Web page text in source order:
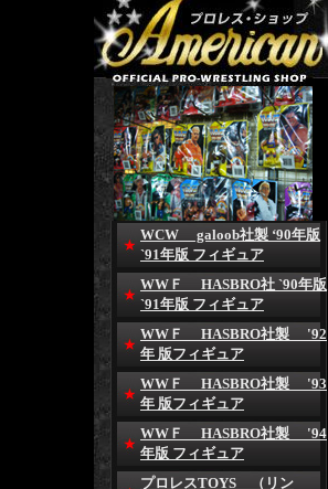
WCW galoob社製 ‘90年版
`91年版 フィギュア
WWＦ HASBRO社 `90年版
`91年版 フィギュア
WWＦ HASBRO社製 '92
年 版フィギュア
WWＦ HASBRO社製 '93
年 版フィギュア
WWＦ HASBRO社製 '94
年版 フィギュア
プロレスTOYS （リン